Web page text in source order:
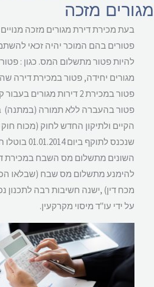
מזכה
בעת מכירת דירת מגורים מזכה מנויים
פטורים בהם המוכר יהיה זכאי
להיות פטור מתשלום המס. כגון : פטור
מגורים יחידה, פטור במכירת דירה
פטור במכירת 2 דירות מגורים
פטור בהעברה ללא תמורה (במתנה)
הקיים ולתיקון החדש לחוק (מכוח חוק
שנכנס לתוקף ביום
השונים מתשלום מס השבח במכירת
להימנע מתשלום מס שבח (שבלאו הכי
מכח דין) ,ישנה חשיבות רבה לתכנון
על ידי עו"ד מיסוי מקרקעין.